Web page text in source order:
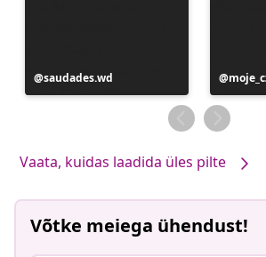
Postitus
avaldatud
saudades.wd
Vaata, kuidas laadida üles pilte
Võtke meiega ühendust!